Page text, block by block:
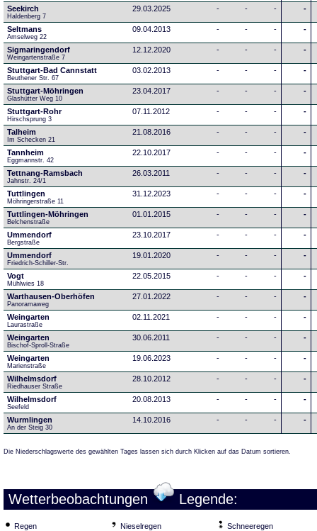
Seekirch
Haldenberg 7
29.03.2025 - - - -
Seltmans
Amselweg 22
09.04.2013 - - - -
Sigmaringendorf
Weingartenstraße 7
12.12.2020 - - - -
Stuttgart-Bad Cannstatt
Beuthener Str. 67
03.02.2013 - - - -
Stuttgart-Möhringen
Glashütter Weg 10
23.04.2017 - - - -
Stuttgart-Rohr
Hirschsprung 3
07.11.2012 - - - -
Talheim
Im Schecken 21
21.08.2016 - - - -
Tannheim
Eggmannstr. 42
22.10.2017 - - - -
Tettnang-Ramsbach
Jahnstr. 24/1
26.03.2011 - - - -
Tuttlingen
Möhringerstraße 11
31.12.2023 - - - -
Tuttlingen-Möhringen
Belchenstraße
01.01.2015 - - - -
Ummendorf
Bergstraße
23.10.2017 - - - -
Ummendorf
Friedrich-Schiller-Str.
19.01.2020 - - - -
Vogt
Mühlwies 18
22.05.2015 - - - -
Warthausen-Oberhöfen
Panoramaweg
27.01.2022 - - - -
Weingarten
Laurastraße
02.11.2021 - - - -
Weingarten
Bischof-Sproll-Straße
30.06.2011 - - - -
Weingarten
Marienstraße
19.06.2023 - - - -
Wilhelmsdorf
Riedhauser Straße
28.10.2012 - - - -
Wilhelmsdorf
Seefeld
20.08.2013 - - - -
Wurmlingen
An der Steig 30
14.10.2016 - - - -
Die Niederschlagswerte des gewählten Tages lassen sich durch Klicken auf das Datum sortieren.
Wetterbeobachtungen Legende:
Regen Nieselregen Schneeregen